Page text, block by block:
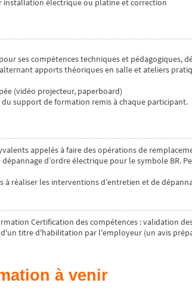
installation électrique ou platine et correction
ses compétences techniques et pédagogiques,
apports théoriques en salle et ateliers
(vidéo projecteur, paperboard)
support de formation remis à chaque participant.
appelés à faire des opérations de
d’ordre électrique pour le symbole BR.
à réaliser les interventions d’entretien et de
Certification des compétences : validation
d'un titre d'habilitation par l'employeur (un avis
à venir